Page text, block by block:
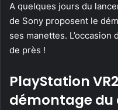
A quelques jours du
de Sony proposent le
ses manettes.
de près !
PlayStation
démontage du